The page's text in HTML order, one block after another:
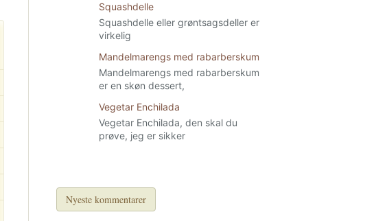
Squashdelle
Squashdelle eller grøntsagsdeller er
virkelig
Mandelmarengs med rabarberskum
Mandelmarengs med rabarberskum
er en skøn dessert,
Vegetar Enchilada
Vegetar Enchilada, den skal du
prøve, jeg er sikker
Nyeste kommentarer